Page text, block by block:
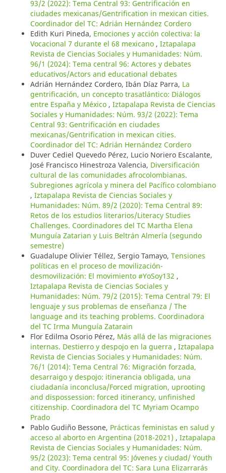
93/2 (2022): Tema Central 93: Gentrificación en
ciudades mexicanas/Gentrification in mexican cities.
Coordinador del TC: Adrián Hernández Cordero
Edith Kuri Pineda, Emociones y acción colectiva: la
Vocacional 7 durante el 68 mexicano , Iztapalapa
Revista de Ciencias Sociales y Humanidades: Núm.
96/1 (2024): Tema central 96: Actores y debates
educativos/Actors and educational debates
Adrián Hernández Cordero, Ibán Díaz Parra, La
gentrificación, un concepto trasatlántico: Diálogos
entre España y México , Iztapalapa Revista de Ciencias
Sociales y Humanidades: Núm. 93/2 (2022): Tema
Central 93: Gentrificación en ciudades
mexicanas/Gentrification in mexican cities.
Coordinador del TC: Adrián Hernández Cordero
Duver Cediel Quevedo Pérez, Lucio Noriero Escalante,
José Francisco Hinestroza Valencia, Diversificación
cultural de las comunidades afrocolombianas.
Subregiones agrícola y minera del Pacífico colombiano
, Iztapalapa Revista de Ciencias Sociales y
Humanidades: Núm. 89/2 (2020): Tema Central 89:
Retos de los estudios literarios/Literacy Studies
Challenges. Coordinadores del TC Martha Elena
Munguía Zatarian y Luis Beltrán Almería (segundo
semestre)
Guadalupe Olivier Téllez, Sergio Tamayo, Tensiones
políticas en el proceso de movilización-
desmovilización: El movimiento #YoSoy132 ,
Iztapalapa Revista de Ciencias Sociales y
Humanidades: Núm. 79/2 (2015): Tema Central 79: El
lenguaje y sus problemas de enseñanza / The
language and its teaching problems. Coordinadora
del TC Irma Munguía Zatarain
Flor Edilma Osorio Pérez, Más allá de las migraciones
internas. Destierro y despojo en la guerra , Iztapalapa
Revista de Ciencias Sociales y Humanidades: Núm.
76/1 (2014): Tema Central 76: Migración forzada,
desarraigo y despojo: itinerancia obligada, una
ciudadanía inconclusa/Forced migration, uprooting
and dispossession: forced itinerancy, unfinished
citizenship. Coordinadora del TC Myriam Ocampo
Prado
Pablo Gudiño Bessone, Prácticas feministas en salud y
acceso al aborto en Argentina (2018-2021) , Iztapalapa
Revista de Ciencias Sociales y Humanidades: Núm.
95/2 (2023): Tema central 95: Jóvenes y ciudad/ Youth
and City. Coordinadora del TC: Sara Luna Elizarrarás